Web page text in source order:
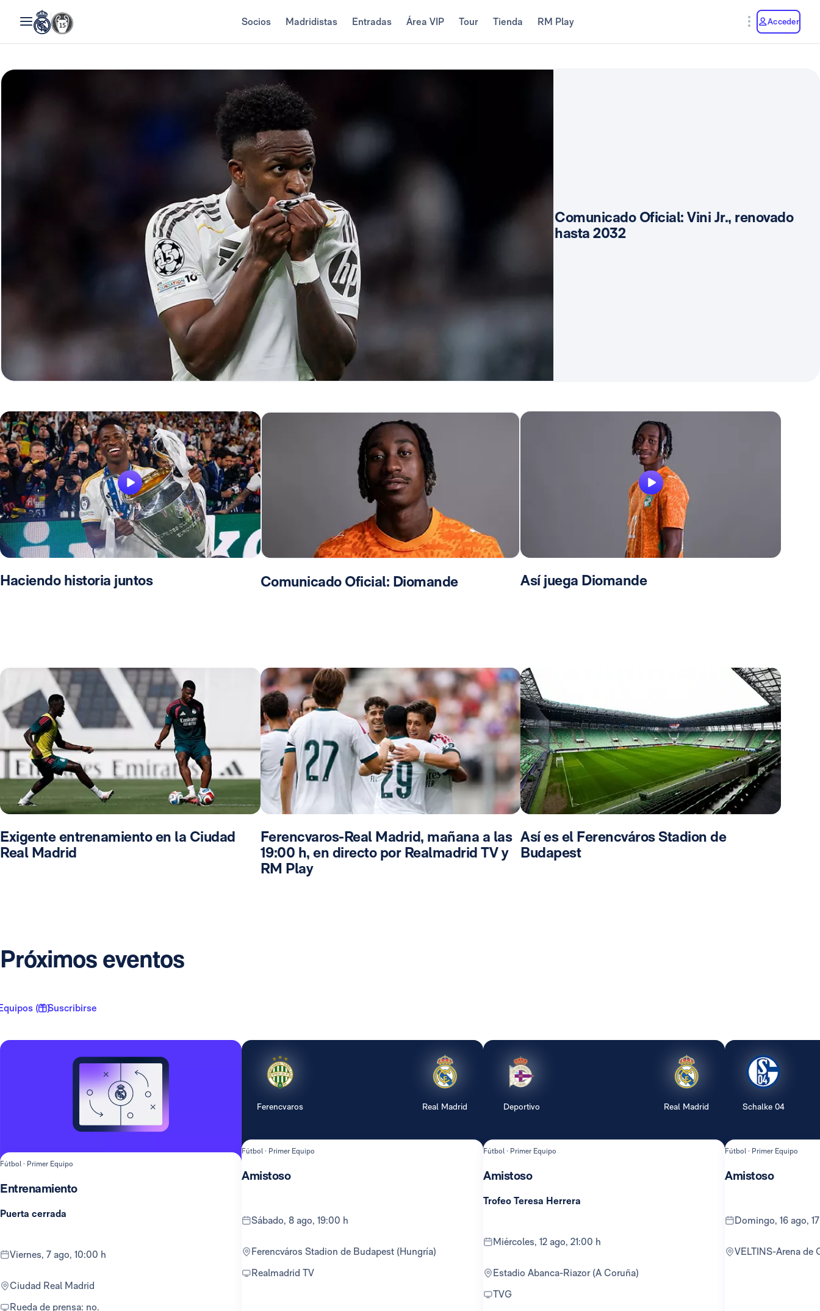
Socios Madridistas Entradas Área VIP Tour Tienda RM Play Acceder
Comunicado Oficial: Vini Jr., renovado
hasta 2032
Haciendo historia juntos Comunicado Oficial: Diomande Así juega Diomande
Exigente entrenamiento en la Ciudad
Real Madrid
Ferencvaros-Real Madrid, mañana a las
19:00 h, en directo por Realmadrid TV y
RM Play
Así es el Ferencváros Stadion de
Budapest
Próximos eventos
( 1 )Suscribirse
Fútbol · Primer Equipo
Entrenamiento
Puerta cerrada
viernes, 7 ago, 10:00 h
Ciudad Real Madrid
Rueda de prensa: no.
Ferencvaros Real Madrid
Fútbol · Primer Equipo
Amistoso
sábado, 8 ago, 19:00 h
Ferencváros Stadion de Budapest (Hungría)
Realmadrid TV
Deportivo Real Madrid
Fútbol · Primer Equipo
Amistoso
Trofeo Teresa Herrera
miércoles, 12 ago, 21:00 h
Estadio Abanca-Riazor (A Coruña)
TVG
Schalke 04
Fútbol · Primer Equipo
Amistoso
domingo, 16 ago,
VELTINS-Arena